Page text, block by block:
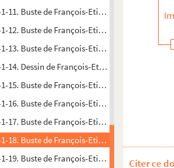
11. Buste de François-Etienne Jean Baptiste
12. Buste de François-Etienne Jean Baptiste
13. Buste de François-Etienne Jean Baptiste
14. Dessin de François-Etienne Jean Baptiste
15. Buste de François-Etienne Jean Baptiste
16. Buste de François-Etienne Jean Baptiste
17. Buste de François-Etienne Jean Baptiste
18. Buste de François-Etienne Jean Baptiste
19. Buste de François-Etienne Jean Baptiste
Citer ce